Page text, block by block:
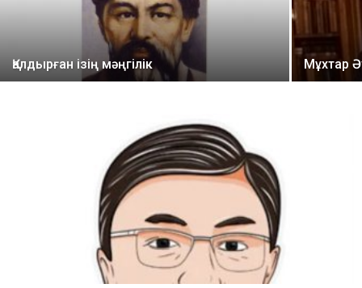
Қалдырған ізің мәңгілік Мұхтар